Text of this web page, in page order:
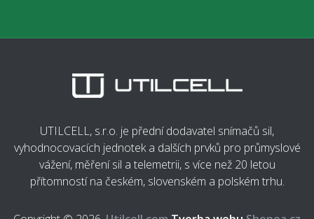
UTILCELL, s.r.o. je přední dodavatel snímačů sil,
vyhodnocovacích jednotek a dalších prvků pro průmyslové
vážení, měření sil a telemetrii, s více než 20 letou
přítomností na českém, slovenském a polském trhu.